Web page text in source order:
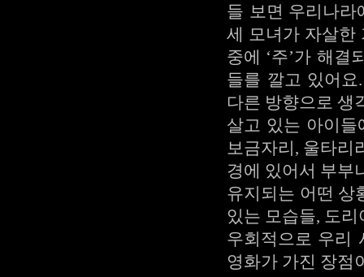
들 보면 우리나라
세 모녀가 자살한
중에 ‘주’가 해결
들를 깔고 있어
다른 방향으로 생
살고 있는 아이들
보금자리, 울타리
경에 있어서 부부
유지되는 어떤 상
있는 모습들, 도
우회적으로 우리
영화가 가진 장점